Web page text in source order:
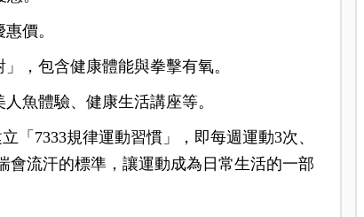
價。
，包含健康體能與拳擊有氧。
魚體驗、健康生活講座等。
「7333規律運動習慣」，即每週運動3次、
會流汗的標準，讓運動成為日常生活的一部